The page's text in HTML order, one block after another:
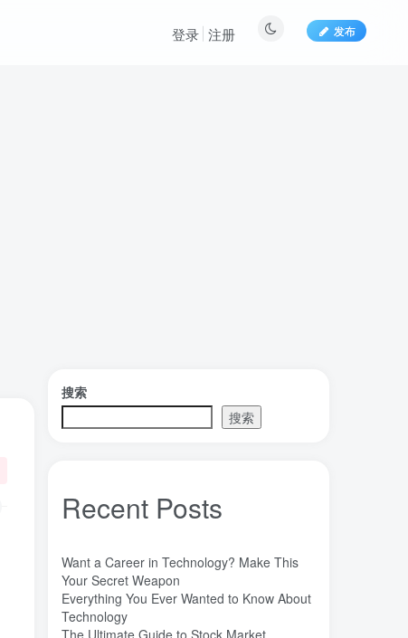
发布
登录 注册
魔法(1) 高熵合金(3) 雷军(3) 陶瓷
达芬奇(1) 超分辨显微成像(2)
苏醒 (1) (1) 自信 (1) 胡良兵 (53)
网盘(0) 经济类(0)
秘密，吸引力法则，纪录片，下载(0)
秘密 (1) 碳离子治疗系统(1) 研究方向
搜索
搜索
Recent Posts
Want a Career in Technology? Make This
Your Secret Weapon
Everything You Ever Wanted to Know About
Technology
The Ultimate Guide to Stock Market